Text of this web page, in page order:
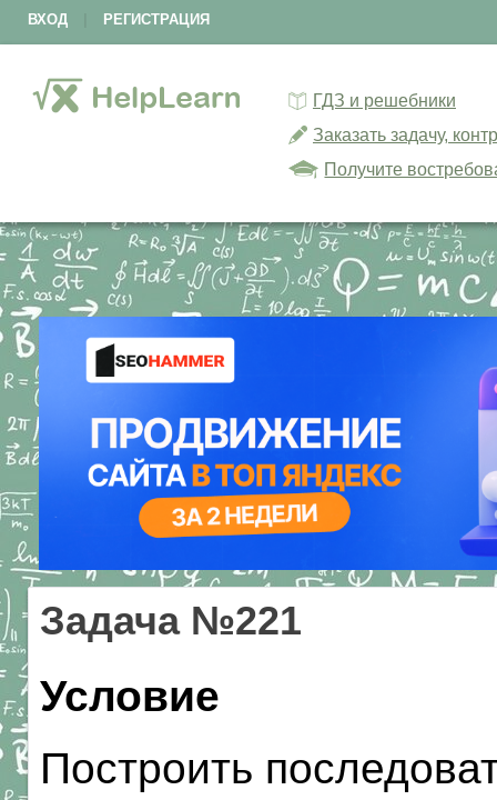
ВХОД РЕГИСТРАЦИЯ
ГДЗ и решебники
Заказать задачу,
Получите
Задача №221
Условие
Построить